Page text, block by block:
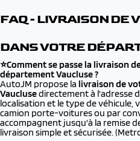
FAQ - LIVRAISON DE
DANS VOTRE
⭐Comment se passe la livraison
département Vaucluse ?
AutoJM propose la livraison de
Vauclusedirectement à l'adresse
localisation et le type de
camion porte-voitures ou par
accompagnent jusqu'à la remise
livraison simple et sécurisée.